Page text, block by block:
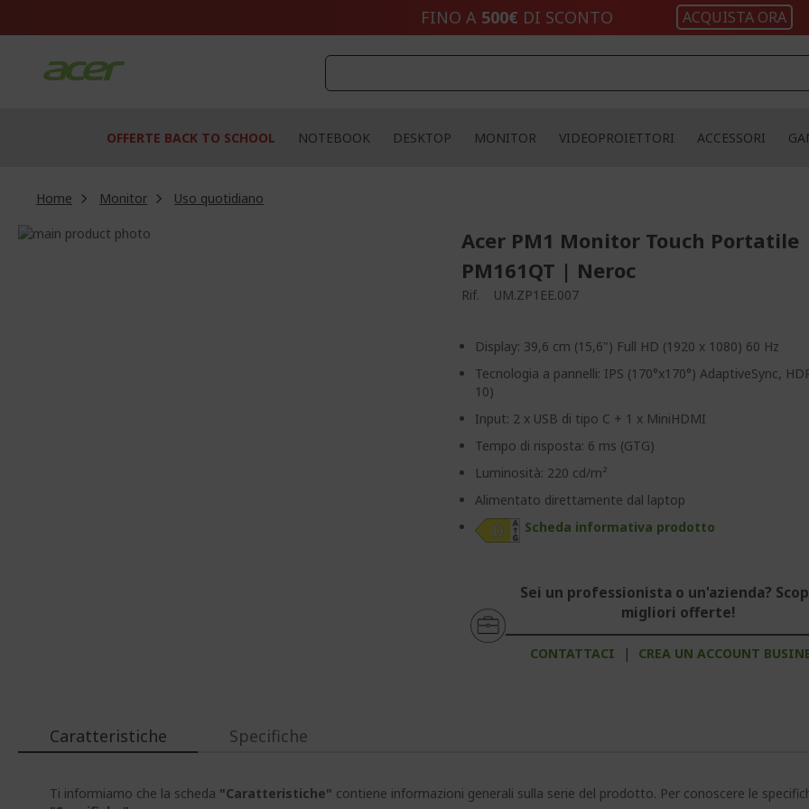
FINO A 500€ DI SCONTO ACQUISTA ORA
OFFERTE BACK TO SCHOOL NOTEBOOK DESKTOP MONITOR VIDEOPROIETTORI ACCESSORI
Home Monitor
Uso quotidiano
Vai
Acer PM1 Monitor Touch Portatile
PM161QT | Neroc
Rif. UM.ZP1EE.007
Display: 39,6 cm (15,6") Full HD (1920 x 1080) 60 Hz
Tecnologia a pannelli: IPS (170°x170°) AdaptiveSync,
10)
Input: 2 x USB di tipo C + 1 x MiniHDMI
Tempo di risposta: 6 ms (GTG)
Luminosità: 220 cd/m²
Alimentato direttamente dal laptop
Scheda informativa prodotto
Sei un professionista o un'azienda?
migliori offerte!
CONTATTACI | CREA UN ACCOUNT
Caratteristiche
Ti informiamo che la scheda "Caratteristiche" contiene informazioni generali sulla serie del prodotto. Per conoscere le
Specifiche